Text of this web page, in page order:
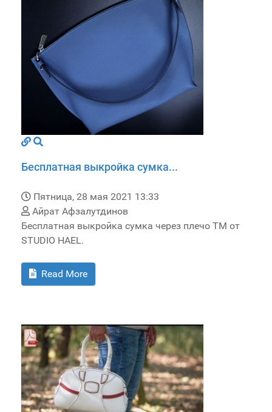
Бесплатная выкройка сумка...
Пятница, 28 мая 2021 13:33
Айрат Афзалутдинов
Бесплатная выкройка сумка через плечо TM от
STUDIO HAEL.
Read More